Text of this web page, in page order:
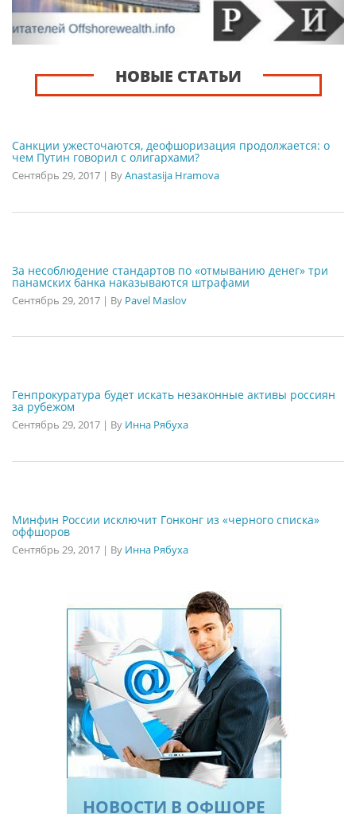
НОВЫЕ СТАТЬИ
Санкции ужесточаются, деофшоризация продолжается: о
чем Путин говорил с олигархами?
Сентябрь 29, 2017 | ByAnastasija Hramova
За несоблюдение стандартов по «отмыванию денег» три
панамских банка наказываются штрафами
Сентябрь 29, 2017 | By Pavel Maslov
Генпрокуратура будет искать незаконные активы россиян
за рубежом
Сентябрь 29, 2017 | By Инна Рябуха
Минфин России исключит Гонконг из «черного списка»
оффшоров
Сентябрь 29, 2017 | By Инна Рябуха
НОВОСТИ В ОФШОРЕ